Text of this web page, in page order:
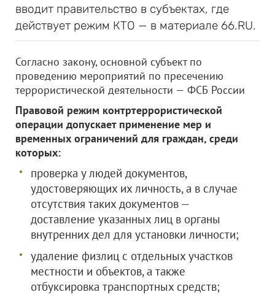
вводит правительство в субъектах, где
действует режим КТО — в материале 66.RU.
Согласно закону, основной субъект по
проведению мероприятий по пресечению
террористической деятельности — ФСБ России
Правовой режим контртеррористической
операции допускает применение мер и
временных ограничений для граждан, среди
которых:
проверка у людей документов,
удостоверяющих их личность, а в случае
отсутствия таких документов —
доставление указанных лиц в органы
внутренних дел для установки личности;
удаление физлиц с отдельных участков
местности и объектов, а также
отбуксировка транспортных средств;